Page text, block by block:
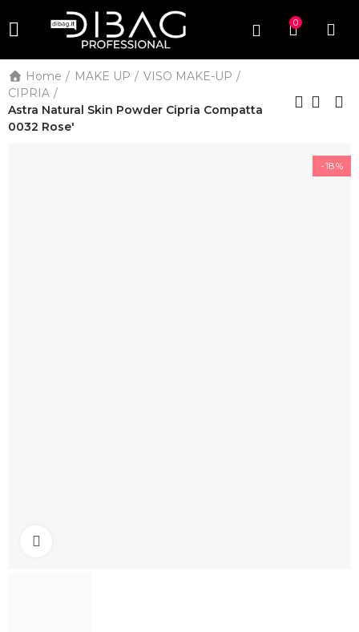
0
Home MAKE UP
VISO MAKE-UP
CIPRIA
Astra Natural Skin Powder Cipria Compatta
0032 Rose'
-18%